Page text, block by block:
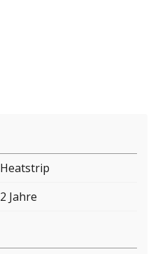
Heatstrip
2 Jahre